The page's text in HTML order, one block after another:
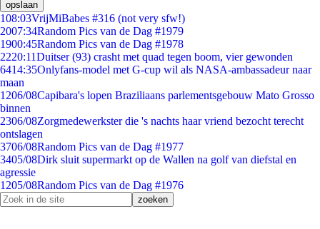
opslaan
108:03VrijMiBabes #316 (not very sfw!)
2007:34Random Pics van de Dag #1979
1900:45Random Pics van de Dag #1978
2220:11Duitser (93) crasht met quad tegen boom, vier gewonden
6414:35Onlyfans-model met G-cup wil als NASA-ambassadeur naar
maan
1206/08Capibara's lopen Braziliaans parlementsgebouw Mato Grosso
binnen
2306/08Zorgmedewerkster die 's nachts haar vriend bezocht terecht
ontslagen
3706/08Random Pics van de Dag #1977
3405/08Dirk sluit supermarkt op de Wallen na golf van diefstal en
agressie
1205/08Random Pics van de Dag #1976